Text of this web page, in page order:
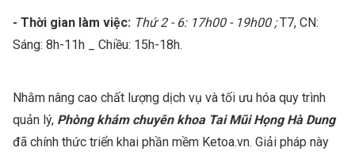
- Thời gian làm việc: Thứ 2 - 6: 17h00 - 19h00 ;T7, CN:
Sáng: 8h-11h _ Chiều: 15h-18h.
Nhằm nâng cao chất lượng dịch vụ và tối ưu hóa quy trình
quản lý, Phòng khám chuyên khoa Tai Mũi Họng Hà Dung
đã chính thức triển khai phần mềm Ketoa.vn. Giải pháp này